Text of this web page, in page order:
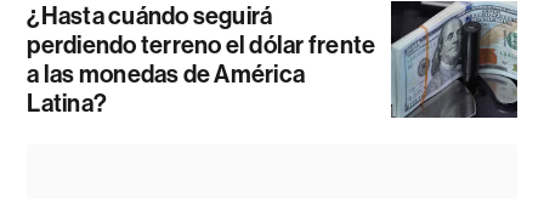
¿Hasta cuándo seguirá
perdiendo terreno el dólar frente
a las monedas de América
Latina?